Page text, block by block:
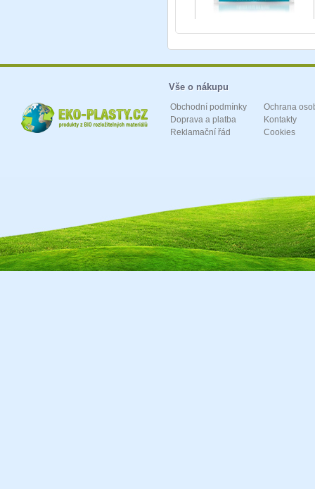
Vše o nákupu
Obchodní podmínky
Doprava a platba
Reklamační řád
Ochrana
Kontakty
Cookies